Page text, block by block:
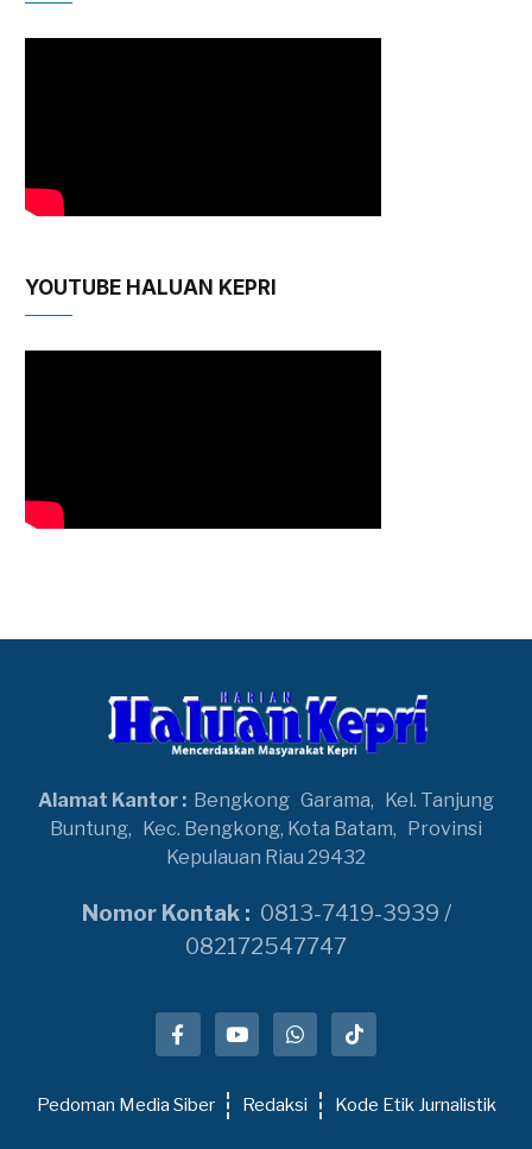
YOUTUBE HALUAN KEPRI
Alamat Kantor : Bengkong Garama, Kel. Tanjung
Buntung, Kec. Bengkong, Kota Batam, Provinsi
Kepulauan Riau 29432
Nomor Kontak : 0813-7419-3939 /
082172547747
Pedoman Media Siber Redaksi Kode Etik Jurnalistik